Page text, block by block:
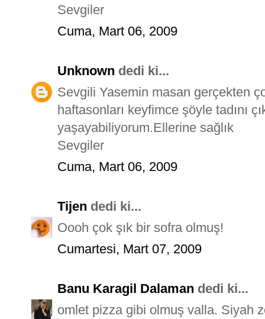
Sevgiler
Cuma, Mart 06, 2009
Unknown dedi ki...
Sevgili Yasemin masan gerçekten
haftasonları keyfimce şöyle tadını
yaşayabiliyorum.Ellerine sağlık
Sevgiler
Cuma, Mart 06, 2009
Tijen dedi ki...
Oooh çok şık bir sofra olmuş!
Cumartesi, Mart 07, 2009
Banu Karagil Dalaman dedi ki...
omlet pizza gibi olmuş valla. Siyah